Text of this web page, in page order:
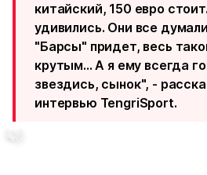
китайский, 150 евро
удивились. Они все
"Барсы" придет, весь
крутым... А я ему всегда
звездись, сынок", -
интервью TengriSport.